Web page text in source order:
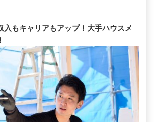
入もキャリアもアップ！大手ハウスメ